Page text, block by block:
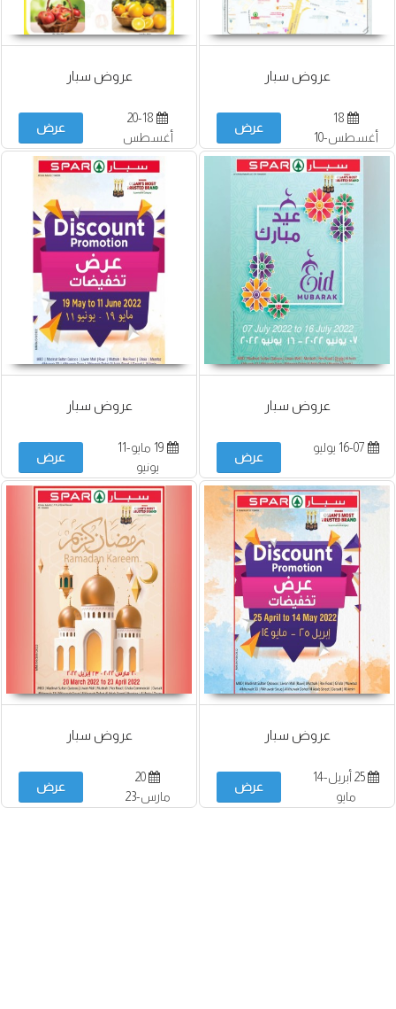
عروض سبار
18
أغسطس-10
سبتمبر
عرض
عروض سبار
20-18
أغسطس
عرض
عروض سبار
عرض
عروض سبار
19 مايو-11
يونيو
عرض
عروض سبار
25 أبريل-14
مايو
عرض
عروض سبار
20
مارس-23
عرض